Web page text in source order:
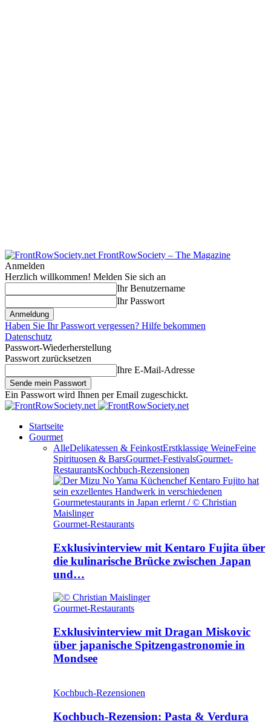
FrontRowSociety – The Magazine
Anmelden
Herzlich willkommen! Melden Sie sich an
Ihr Benutzername
Ihr Passwort
Haben Sie Ihr Passwort vergessen? Hilfe bekommen
Datenschutz
Passwort-Wiederherstellung
Passwort zurücksetzen
Ihre E-Mail-Adresse
Ein Passwort wird Ihnen per Email zugeschickt.
Startseite
Gourmet
AlleDelikatessen & FeinkostErstklassige WeineFeine
Spirituosen & BarsGourmet-FestivalsGourmet-
RestaurantsKochbuch-Rezensionen
Gourmet-Restaurants
Exklusivinterview mit Kentaro Fujita über
die kulinarische Brücke zwischen Japan
und…
Gourmet-Restaurants
Exklusivinterview mit Dragan Miskovic
über japanische Spitzengastronomie in
Mondsee
Kochbuch-Rezensionen
Kochbuch-Rezension: Pasta & Verdura